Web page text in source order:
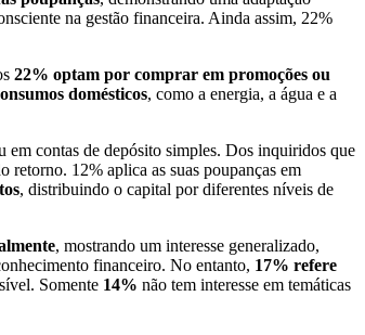
na gestão financeira. Ainda assim, 22%
22% optam por comprar em promoções ou
domésticos, como a energia, a água e a
em contas de depósito simples. Dos inquiridos que
retorno. 12% aplica as suas poupanças em
, distribuindo o capital por diferentes níveis de
, mostrando um interesse generalizado,
financeiro. No entanto, 17% refere
Somente 14% não tem interesse em temáticas